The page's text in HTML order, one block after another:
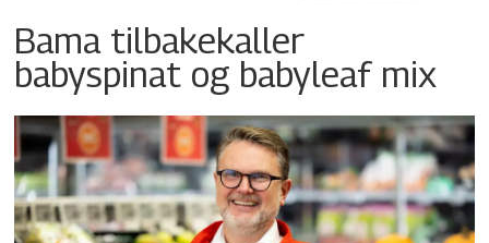
Bama tilbakekaller
babyspinat og babyleaf mix